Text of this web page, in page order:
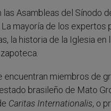
las Asambleas del Sínodo
mayoría de los
la historia de la Iglesia
encuentran miembros de
brasileño de Mato
Caritas Internationalis, o